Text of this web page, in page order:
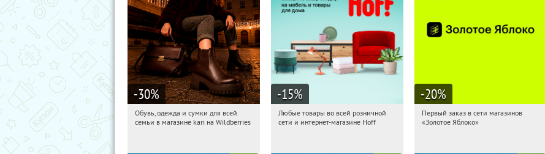
-30%
11:38:14 Получили:
Обувь, одежда и сумки для всей
семьи в магазине kari на Wildberries
-15%
11:38:14 Получили:
Любые товары во всей розничной
сети и интернет-магазине Hoff
-20%
11:38:14
Получи первым!
Первый заказ в сети магазинов
«Золотое Яблоко»